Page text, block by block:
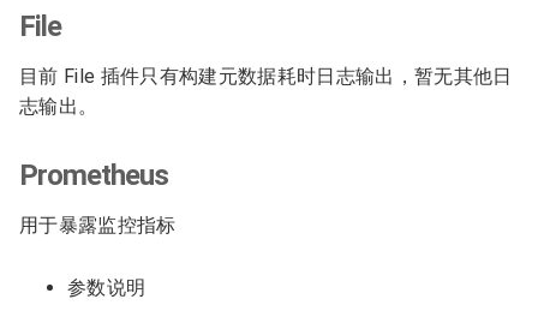
File
目前 File 插件只有构建元数据耗时日志输出，暂无其他日
志输出。
Prometheus
用于暴露监控指标
参数说明